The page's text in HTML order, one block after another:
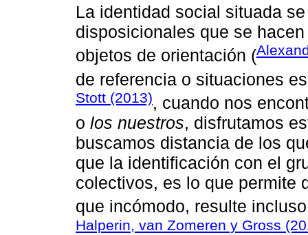
La identidad social situada
disposicionales que se
objetos de orientación (
de referencia o situaciones
Stott (2013), cuando nos
o los nuestros, disfrutamos
buscamos distancia de los
que la identificación con el
colectivos, es lo que permite
que incómodo, resulte
Halperin, van Zomeren y Gross